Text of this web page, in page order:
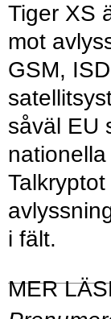
Tiger XS
mot
GSM,
såväl EU
i fält.